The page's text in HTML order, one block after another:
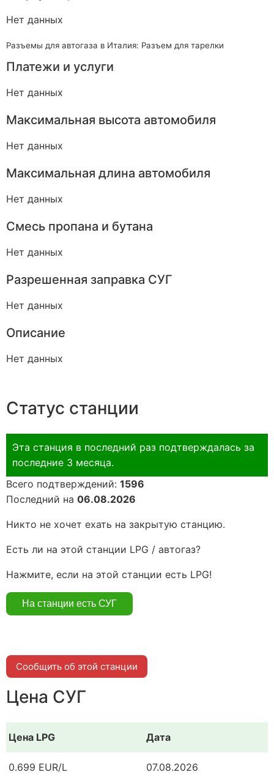
Нет данных
Разъемы для автогаза в Италия: Разъем для тарелки
Платежи и услуги
Нет данных
Максимальная высота автомобиля
Нет данных
Максимальная длина автомобиля
Нет данных
Смесь пропана и бутана
Нет данных
Разрешенная заправка СУГ
Нет данных
Описание
Нет данных
Статус станции
Эта станция в последний раз подтверждалась за
последние 3 месяца.
Всего подтверждений: 1596
Последний на 06.08.2026
Никто не хочет ехать на закрытую станцию.
Есть ли на этой станции LPG / автогаз?
Нажмите, если на этой станции есть LPG!
Сообщить об этой станции
Цена СУГ
Цена LPG Дата
0.699 EUR/L 07.08.2026